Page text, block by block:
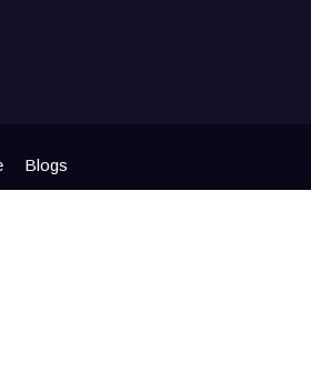
Blogs